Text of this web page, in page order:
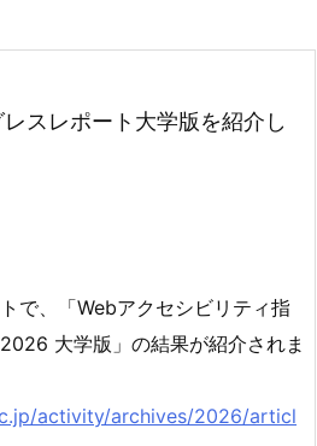
スレポート大学版を紹介し
で、「Webアクセシビリティ指
大学版」の結果が紹介されま
activity/archives/2026/articl